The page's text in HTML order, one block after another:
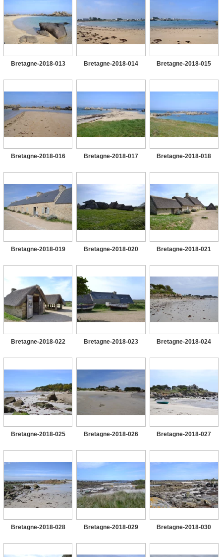
Bretagne-2018-013 Bretagne-2018-014 Bretagne-2018-015
Bretagne-2018-016 Bretagne-2018-017 Bretagne-2018-018
Bretagne-2018-019 Bretagne-2018-020 Bretagne-2018-021
Bretagne-2018-022 Bretagne-2018-023 Bretagne-2018-024
Bretagne-2018-025 Bretagne-2018-026 Bretagne-2018-027
Bretagne-2018-028 Bretagne-2018-029 Bretagne-2018-030